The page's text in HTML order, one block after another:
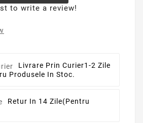
to write a review!
Livrare Prin Curier1-2 Zile
Produsele In Stoc.
Retur In 14 Zile(pentru